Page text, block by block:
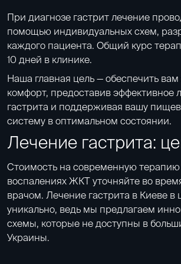
При диагнозе гастрит лечение
помощью индивидуальных схем,
каждого пациента. Общий курс
10 дней в клинике.
Наша главная цель — обеспечить вам
комфорт, предоставив эффективное
гастрита и поддерживая вашу
систему в оптимальном состоянии.
Лечение гастрита:
Стоимость на современную
воспалениях ЖКТ уточняйте во
врачом. Лечение гастрита в Киеве в
уникально, ведь мы предлагаем
схемы, которые не доступны в
Украины.